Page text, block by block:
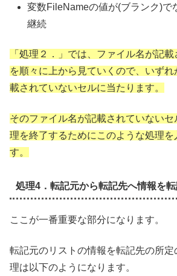
変数FileNameの値が(ブランク)で
継続
「処理２．」では、ファイル名が記載
を順々に上から見ていくので、いず
載されていないセルに当たります。
そのファイル名が記載されていない
理を終了するためにこのような処理を
す。
処理4．転記元から転記先へ情報を
ここが一番重要な部分になります。
転記元のリストの情報を転記先の所
理は以下のようになります。